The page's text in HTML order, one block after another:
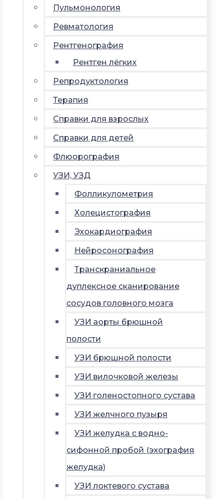
Пульмонология
Ревматология
Рентгенография
Рентген лёгких
Репродуктология
Терапия
Справки для взрослых
Справки для детей
Флюорография
УЗИ, УЗД
Фолликулометрия
Холецистография
Эхокардиография
Нейросонография
Транскраниальное
дуплексное сканирование
сосудов головного мозга
УЗИ аорты брюшной
полости
УЗИ брюшной полости
УЗИ вилочковой железы
УЗИ голеностопного сустава
УЗИ желчного пузыря
УЗИ желудка с водно-
сифонной пробой (эхография
желудка)
УЗИ локтевого сустава